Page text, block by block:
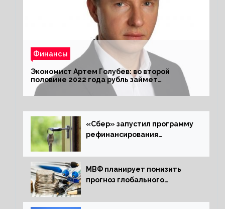
Финансы
Экономист Артем Голубев: во второй
половине 2022 года рубль займет
комфортный курс
«Сбер» запустил программу
рефинансирования
МВФ планирует понизить
прогноз глобального
следующем отчете